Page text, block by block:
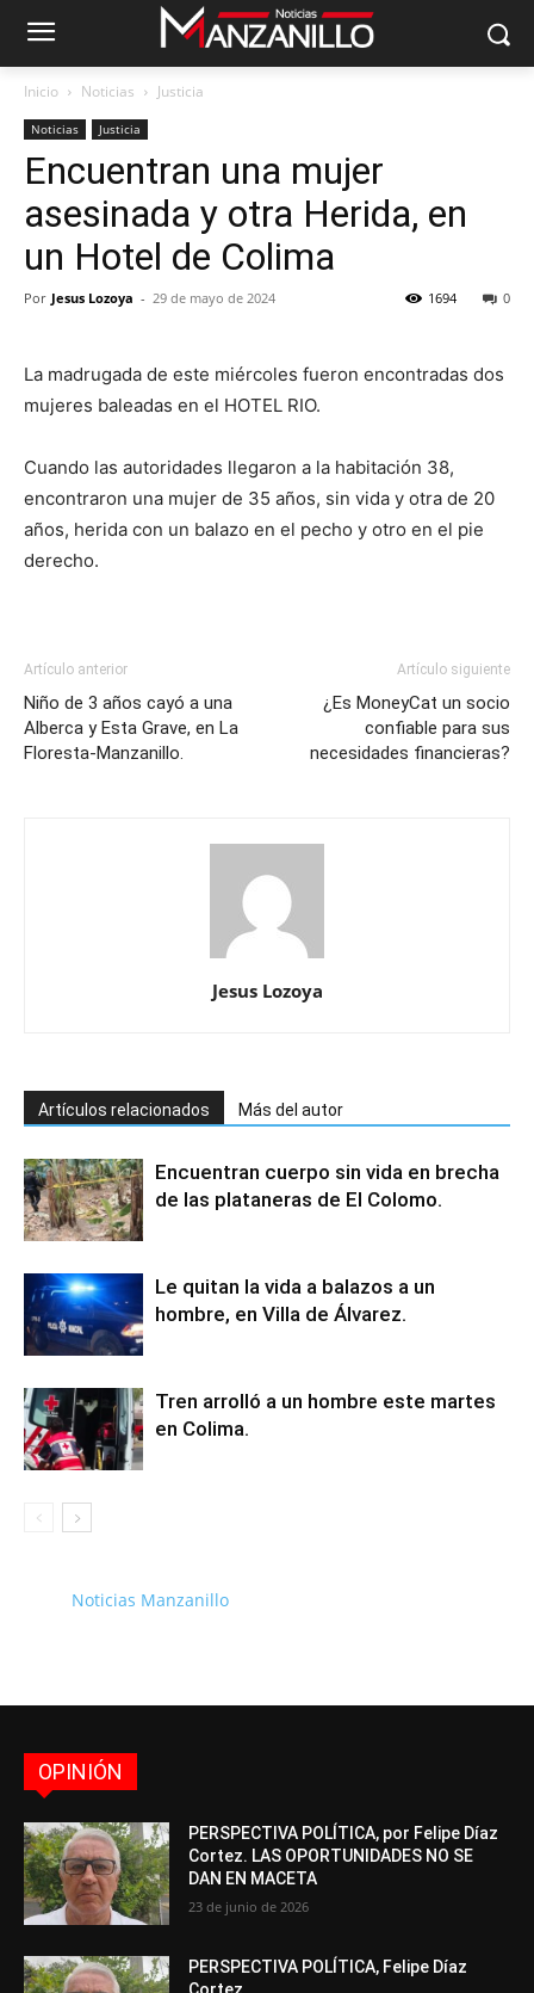
Inicio Noticias Justicia
Noticias Justicia
Encuentran una mujer
asesinada y otra Herida, en
un Hotel de Colima
Por Jesus Lozoya - 29 de mayo de 2024 0
1694
La madrugada de este miércoles fueron encontradas dos
mujeres baleadas en el HOTEL RIO.
Cuando las autoridades llegaron a la habitación 38,
encontraron una mujer de 35 años, sin vida y otra de 20
años, herida con un balazo en el pecho y otro en el pie
derecho.
Artículo anterior
Niño de 3 años cayó a una
Alberca y Esta Grave, en La
Floresta-Manzanillo.
Artículo siguiente
¿Es MoneyCat un socio
confiable para sus
necesidades financieras?
Jesus Lozoya
Artículos relacionados Más del autor
Encuentran cuerpo sin vida en brecha
de las plataneras de El Colomo.
Le quitan la vida a balazos a un
hombre, en Villa de Álvarez.
Tren arrolló a un hombre este martes
en Colima.
Noticias Manzanillo
OPINIÓN
PERSPECTIVA POLÍTICA, por Felipe Díaz
Cortez. LAS OPORTUNIDADES NO SE
DAN EN MACETA
23 de junio de 2026
PERSPECTIVA POLÍTICA, Felipe Díaz
Cortez